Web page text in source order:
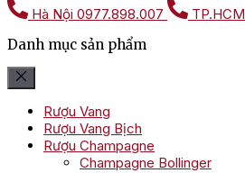
Hà Nội 0977.898.007 TP.HCM
Danh mục sản phẩm
Rượu Vang
Rượu Vang Bịch
Rượu Champagne
Champagne Bollinger